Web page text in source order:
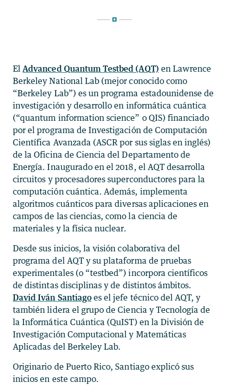
ElAdvanced Quantum Testbed (AQT) en Lawrence
Berkeley National Lab (mejor conocido como
“Berkeley Lab”) es un programa estadounidense de
investigación y desarrollo en informática cuántica
(“quantum information science” o QIS) financiado
por el programa de Investigación de Computación
Científica Avanzada (ASCR por sus siglas en inglés)
de la Oficina de Ciencia del Departamento de
Energía. Inaugurado en el 2018, el AQT desarrolla
circuitos y procesadores superconductores para la
computación cuántica. Además, implementa
algoritmos cuánticos para diversas aplicaciones en
campos de las ciencias, como la ciencia de
materiales y la física nuclear.
Desde sus inicios, la visión colaborativa del
programa del AQT y su plataforma de pruebas
experimentales (o “testbed”) incorpora científicos
de distintas disciplinas y de distintos ámbitos.
David Iván Santiagoes el jefe técnico del AQT, y
también lidera el grupo de Ciencia y Tecnología de
la Informática Cuántica (QuIST) en la División de
Investigación Computacional y Matemáticas
Aplicadas del Berkeley Lab.
Originario de Puerto Rico, Santiago explicó sus
inicios en este campo.